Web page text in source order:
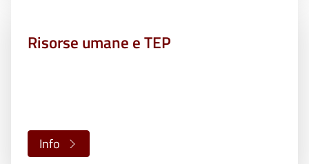
Risorse umane e TEP
Info